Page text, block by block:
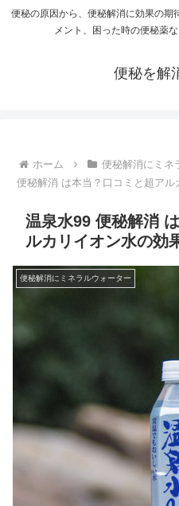
便秘の原因から、便秘解消に効果の期
メント、困った時の便秘薬
便秘を解
ホーム 便秘解消にミネ
便秘解消 は本当？口コミと超ア
温泉水99 便秘解消
ルカリイオン水の効
便秘解消にミネラルウォーター